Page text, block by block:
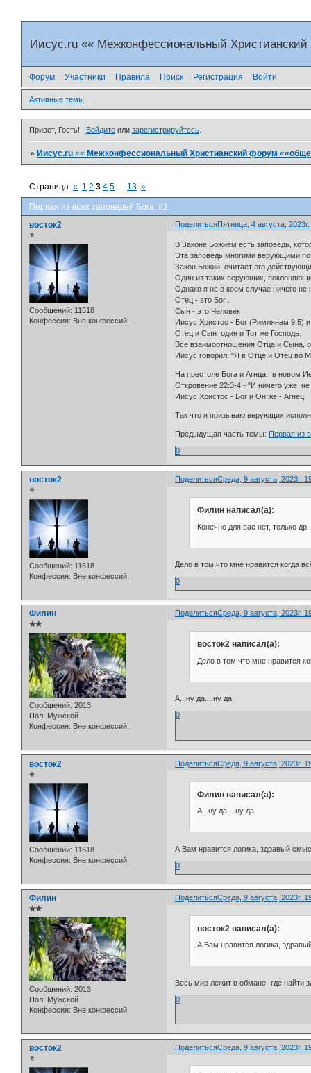
Иисус.ru «« Межконфессиональный
Форум Участники Правила Поиск Регистрация Войти
Активные темы
Привет, Гость! Войдитеили зарегистрируйтесь.
»Иисус.ru «« Межконфессиональный Христианский форум
Первая из всех заповедей Бога. #2
Страница:« 1 2 3 4 5 … 13 »
ПоделитьсяПятница, 4 августа,
восток2
⭐
Сообщений: 11618
Конфессия: Вне конфессий.
В Законе Божием есть заповедь,
Эта заповедь многими верующими
Закон Божий, считает его
Один из таких верующих,
Однако я не в коем случае ничего
Отец - это Бог .
Сын - это Человек
Иисус Христос - Бог (Римлянам 9:5)
Отец и Сын один и Тот же Господь.
Все взаимоотношения Отца и Сына,
Иисус говорил: "Я в Отце и Отец во
На престоле Бога и Агнца, в новом
Откровение 22:3-4 - "И ничего уже не
Иисус Христос - Бог и Он же - Агнец.
Так что я призываю верующих
Предыдущая часть темы: Первая из
0
ПоделитьсяСреда, 9 августа, 2023г.
восток2
⭐
Сообщений: 11618
Конфессия: Вне конфессий.
Филин написал(а):
Конечно для вас нет, только
Дело в том что мне нравится когда
0
ПоделитьсяСреда, 9 августа, 2023г.
Филин
✯✯
Сообщений: 2013
Пол: Мужской
Конфессия: Вне конфессий.
восток2 написал(а):
Дело в том что мне нравится
А...ну да....ну да.
0
ПоделитьсяСреда, 9 августа, 2023г.
восток2
⭐
Сообщений: 11618
Конфессия: Вне конфессий.
Филин написал(а):
А...ну да....ну да.
А Вам нравится логика, здравый
0
ПоделитьсяСреда, 9 августа, 2023г.
Филин
✯✯
Сообщений: 2013
Пол: Мужской
Конфессия: Вне конфессий.
восток2 написал(а):
А Вам нравится логика,
Весь мир лежит в обмане- где найти
0
ПоделитьсяСреда, 9 августа, 2023г.
восток2
⭐